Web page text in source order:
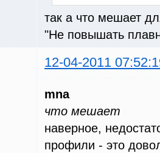
так а что мешает
"Не повышать
12-04-2011
mna
что мешает
наверное,
профили - это